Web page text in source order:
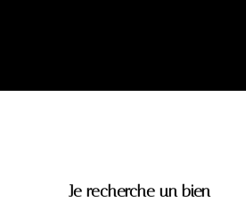
Je recherche un bien